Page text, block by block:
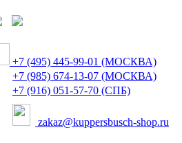
+7 (495) 445-99-01 (МОСКВА)
+7 (985) 674-13-07 (МОСКВА)
+7 (916) 051-57-70 (СПБ)
zakaz@kuppersbusch-shop.ru